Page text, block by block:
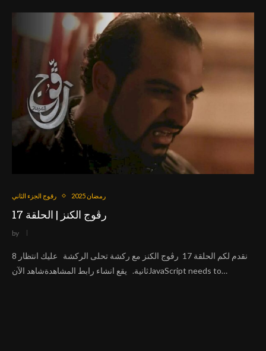
رقوج الجزء الثاني رمضان 2025
رڨوج الكنز | الحلقة 17
by
نقدم لكم الحلقة 17 رڨوج الكنز مع ركشة تحلى الركشة عليك انتظار 8
ثانية. يقع انشاء رابط المشاهدةشاهد الآنJavaScript needs to…